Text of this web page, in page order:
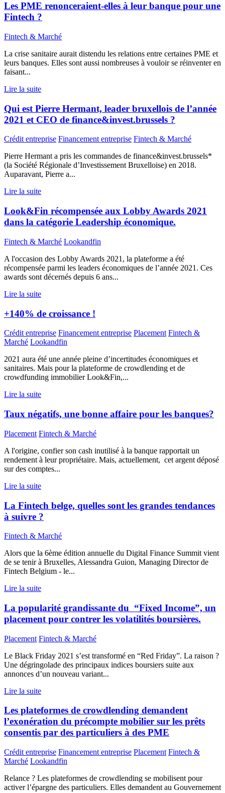
Les PME renonceraient-elles à leur banque pour une
Fintech ?
Fintech & Marché
La crise sanitaire aurait distendu les relations entre certaines PME et
leurs banques. Elles sont aussi nombreuses à vouloir se réinventer en
faisant...
Lire la suite
Qui est Pierre Hermant, leader bruxellois de l’année
2021 et CEO de finance&invest.brussels ?
Crédit entreprise Financement entreprise Fintech & Marché
Pierre Hermant a pris les commandes de finance&invest.brussels*
(la Société Régionale d’Investissement Bruxelloise) en 2018.
Auparavant, Pierre a...
Lire la suite
Look&Fin récompensée aux Lobby Awards 2021
dans la catégorie Leadership économique.
Fintech & Marché Lookandfin
A l'occasion des Lobby Awards 2021, la plateforme a été
récompensée parmi les leaders économiques de l’année 2021. Ces
awards sont décernés depuis 6 ans...
Lire la suite
+140% de croissance !
Crédit entreprise Financement entreprise Placement Fintech &
Marché Lookandfin
2021 aura été une année pleine d’incertitudes économiques et
sanitaires. Mais pour la plateforme de crowdlending et de
crowdfunding immobilier Look&Fin,...
Lire la suite
Taux négatifs, une bonne affaire pour les banques?
Placement Fintech & Marché
A l'origine, confier son cash inutilisé à la banque rapportait un
rendement à leur propriétaire. Mais, actuellement, cet argent déposé
sur des comptes...
Lire la suite
La Fintech belge, quelles sont les grandes tendances
à suivre ?
Fintech & Marché
Alors que la 6ème édition annuelle du Digital Finance Summit vient
de se tenir à Bruxelles, Alessandra Guion, Managing Director de
Fintech Belgium - le...
Lire la suite
La popularité grandissante du “Fixed Income”, un
placement pour contrer les volatilités boursières.
Placement Fintech & Marché
Le Black Friday 2021 s’est transformé en “Red Friday”. La raison ?
Une dégringolade des principaux indices boursiers suite aux
annonces d’un nouveau variant...
Lire la suite
Les plateformes de crowdlending demandent
l’exonération du précompte mobilier sur les prêts
consentis par des particuliers à des PME
Crédit entreprise Financement entreprise Placement Fintech &
Marché Lookandfin
Relance ? Les plateformes de crowdlending se mobilisent pour
activer l’épargne des particuliers. Elles demandent au Gouvernement